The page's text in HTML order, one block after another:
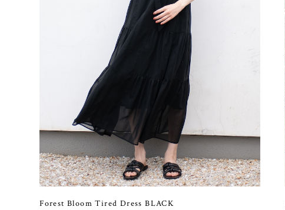
Forest Bloom Tired Dress BLACK